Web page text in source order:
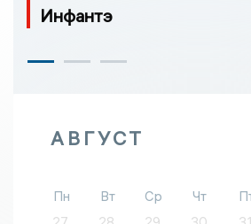
Инфантэ
АВГУСТ
Пн Вт Ср Чт